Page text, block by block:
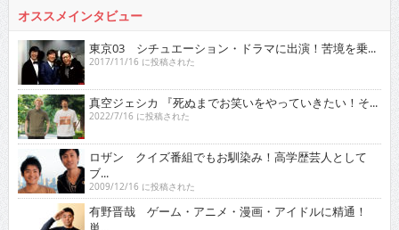
オススメインタビュー
東京03 シチュエーション・ドラマに出演！苦境を乗...
2017/11/16 に投稿された
真空ジェシカ 『死ぬまでお笑いをやっていきたい！そ...
2022/7/16 に投稿された
ロザン クイズ番組でもお馴染み！高学歴芸人として
ブ...
2009/12/16 に投稿された
有野晋哉 ゲーム・アニメ・漫画・アイドルに精通！